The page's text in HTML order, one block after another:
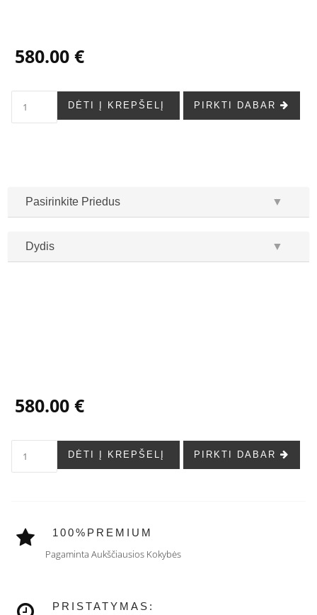
580.00 €
DĖTI Į KREPŠELĮ PIRKTI DABAR
Pasirinkite Priedus ▼
Dydis ▼
580.00 €
DĖTI Į KREPŠELĮ PIRKTI DABAR
100%PREMIUM
Pagaminta Aukščiausios Kokybės
PRISTATYMAS: